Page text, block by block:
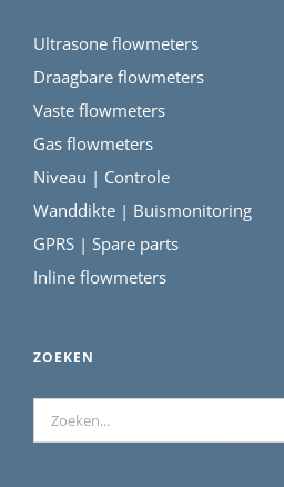
Ultrasone flowmeters
Draagbare flowmeters
Vaste flowmeters
Gas flowmeters
Niveau | Controle
Wanddikte | Buismonitoring
GPRS | Spare parts
Inline flowmeters
ZOEKEN
Zoeken
naar: